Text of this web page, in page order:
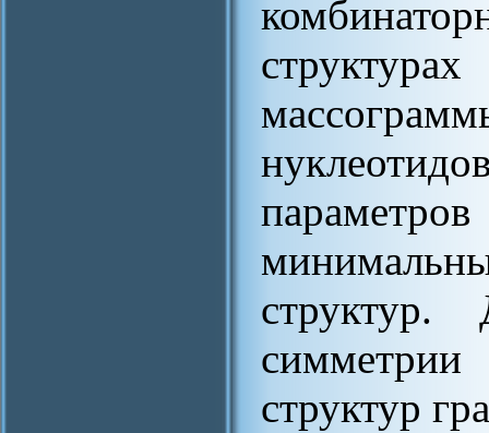
структур.
структур